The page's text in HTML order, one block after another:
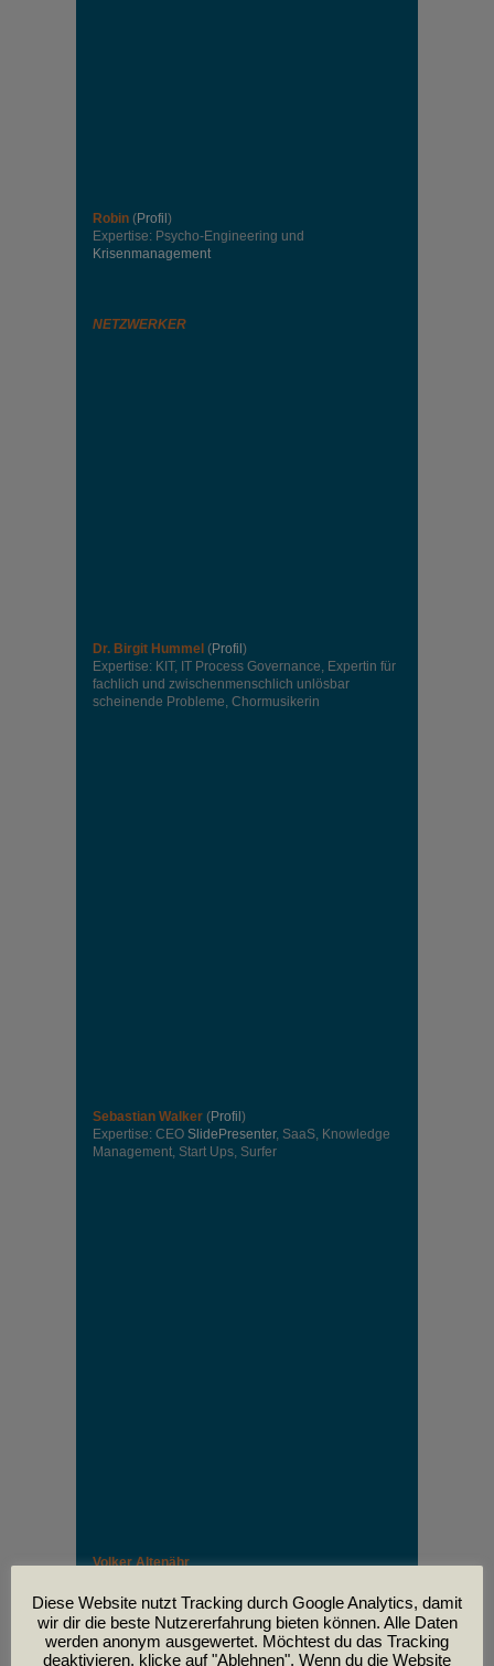
Robin (Profil )
Expertise: Psycho-Engineering und
Krisenmanagement
NETZWERKER
Dr. Birgit Hummel (Profil )
Expertise: KIT, IT Process Governance, Expertin für
fachlich und zwischenmenschlich unlösbar
scheinende Probleme, Chormusikerin
Sebastian Walker (Profil )
Expertise: CEO SlidePresenter, SaaS, Knowledge
Management, Start Ups, Surfer
Volker Altenähr
leider am
30. April im Alter von 81 Jahren verstorben.
Diese Website nutzt Tracking durch Google Analytics, damit
wir dir die beste Nutzererfahrung bieten können. Alle Daten
werden anonym ausgewertet. Möchtest du das Tracking
deaktivieren, klicke auf "Ablehnen". Wenn du die Website